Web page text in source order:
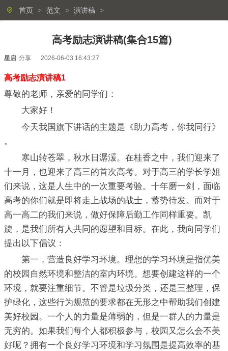
首页 > 范文 > 演讲稿 >
高考励志演讲稿(集合15篇)
星启 分享 2026-06-03 16:43:27
高考励志演讲稿1
尊敬的老师，亲爱的同学们：
大家好！
今天我国旗下讲话的主题是《助力高考，你我同行》
。
寒山转苍翠，秋水日潺湲。在桂香之中，我们迎来了
十一月，也迎来了高三的首次高考。对于高三的学长学姐
们来说，这是人生中的一次重要考验。十年磨一剑，面临
高考的你们就是即将走上战场的战士，蓄势待发。而对于
高一高二的我们来说，做好保障后勤工作同样重要。凯
旋，是我们所有人共同的愿望和目标。在此，我向同学们
提出以下倡议：
第一，营造良好学习环境。理想的学习环境是指优美
的校园自然环境和整洁的室内环境。想要创建这样的一个
环境，就要注重细节。不管是垃圾分类，还是三整理，保
护绿化，这些行为规范的要求都在无形之中帮助我们创建
美好校园。一个人的力量是薄弱的，但是一群人的力量是
无穷的。如果我们每个人都积极参与，校园又怎么会不美
好呢？拥有一个良好学习环境和学习氛围是提高效率的基